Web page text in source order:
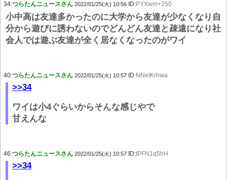
34:つらたんニュースさん 2022/01/25(火) 10:56 ID:PYXwm+250
小中高は友達多かったのに大学から友達が少なくなり自
分から遊びに誘わないのでどんどん友達と疎遠になり社
会人では遊ぶ友達が全く居なくなったのがワイ
40:つらたんニュースさん 2022/01/25(火) 10:57 ID:NNeIKrhwa
>>34
ワイは小4ぐらいからそんな感じやで
甘えんな
46:つらたんニュースさん 2022/01/25(火) 10:57 ID:tPFN1q5hH
>>34